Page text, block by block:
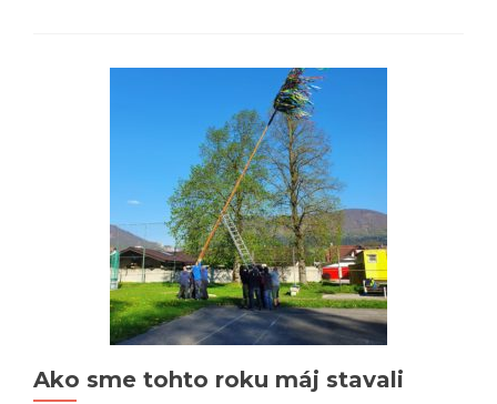
Ako sme tohto roku máj stavali